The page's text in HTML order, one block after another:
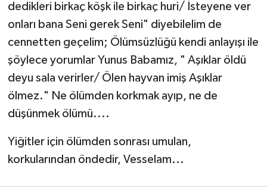
dedikleri birkaç köşk ile birkaç huri/ İsteyene ver
onları bana Seni gerek Seni" diyebilelim de
cennetten geçelim; Ölümsüzlüğü kendi anlayışı ile
şöylece yorumlar Yunus Babamız, " Aşıklar öldü
deyu sala verirler/ Ölen hayvan imiş Aşıklar
ölmez." Ne ölümden korkmak ayıp, ne de
düşünmek ölümü....
Yiğitler için ölümden sonrası umulan,
korkularından öndedir, Vesselam...